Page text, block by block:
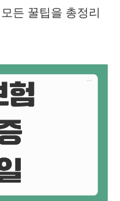
든 꿀팁을 총정리